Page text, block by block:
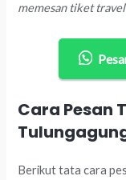
memesan tiket
Cara Pesan
Berikut tata cara